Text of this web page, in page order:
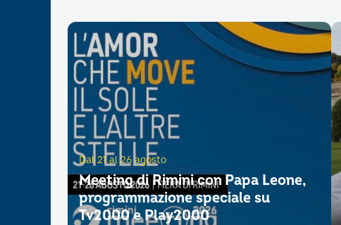
Dal 21 al 26 agosto
Meeting di Rimini con Papa Leone,
programmazione speciale su
Tv2000 e Play2000